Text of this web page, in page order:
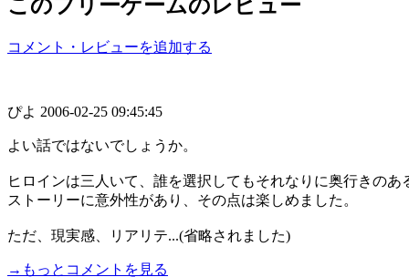
このフリーゲームのレビュー
コメント・レビューを追加する
ぴよ 2006-02-25 09:45:45
よい話ではないでしょうか。
ヒロインは三人いて、誰を選択してもそれなりに奥行きのあ
ストーリーに意外性があり、その点は楽しめました。
ただ、現実感、リアリテ...(省略されました)
→もっとコメントを見る